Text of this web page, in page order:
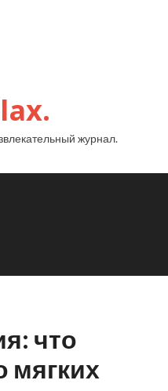
журнал.
что
мягких